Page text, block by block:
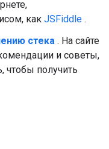
как JSFiddle .
стека . На сайте
и советы,
чтобы получить